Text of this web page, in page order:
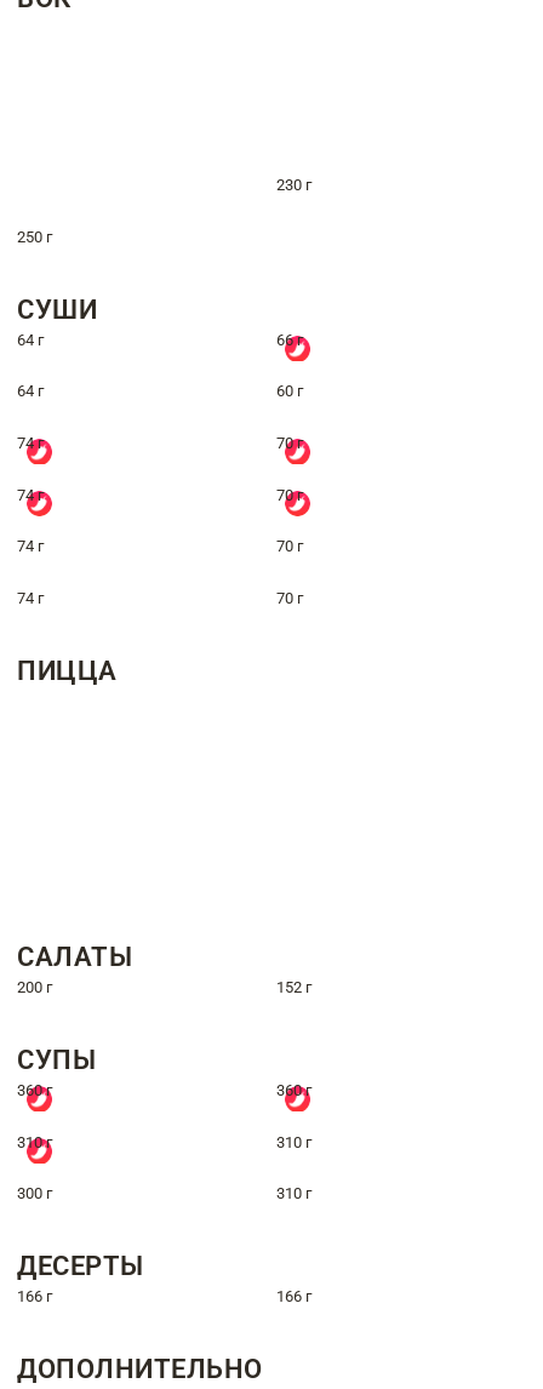
230 г
250 г
СУШИ
64 г 66 г
64 г 60 г
74 г 70 г
74 г 70 г
74 г 70 г
74 г 70 г
ПИЦЦА
САЛАТЫ
200 г 152 г
СУПЫ
360 г 360 г
310 г 310 г
300 г 310 г
ДЕСЕРТЫ
166 г 166 г
ДОПОЛНИТЕЛЬНО